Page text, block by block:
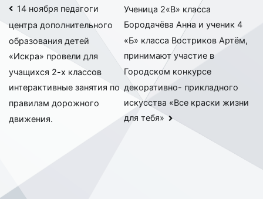
Навигация
по
записям
14 ноября педагоги
центра дополнительного
образования детей
«Искра» провели для
учащихся 2-х классов
интерактивные занятия по
правилам дорожного
движения.
Ученица 2«В» класса
Бородачёва Анна и ученик 4
«Б» класса Востриков Артём,
принимают участие в
Городском конкурсе
декоративно- прикладного
искусства «Все краски жизни
для тебя»